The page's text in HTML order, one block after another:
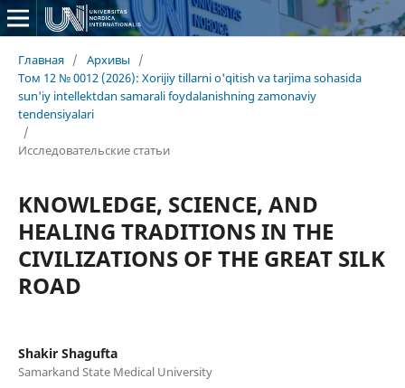
Главная / Архивы
/
Том 12 № 0012 (2026): Xorijiy tillarni o'qitish va tarjima sohasida
sun'iy intellektdan samarali foydalanishning zamonaviy
tendensiyalari
/
Исследовательские статьи
KNOWLEDGE, SCIENCE, AND
HEALING TRADITIONS IN THE
CIVILIZATIONS OF THE GREAT SILK
ROAD
Shakir Shagufta
Samarkand State Medical University